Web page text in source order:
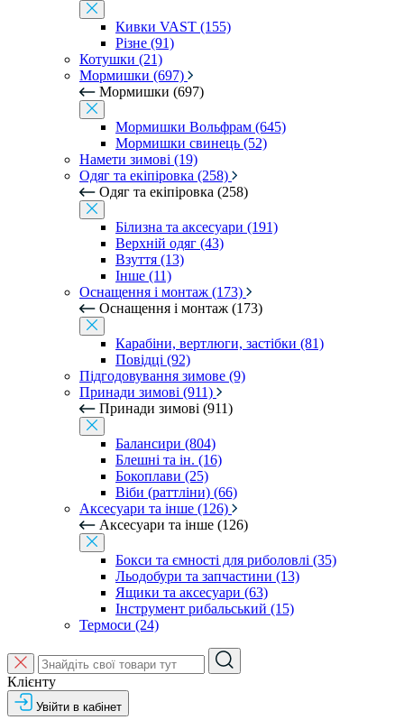
Кивки VAST (155)
Різне (91)
Котушки (21)
Мормишки (697)
Мормишки (697)
Мормишки Вольфрам (645)
Мормишки свинець (52)
Намети зимові (19)
Одяг та екіпіровка (258)
Одяг та екіпіровка (258)
Білизна та аксесуари (191)
Верхній одяг (43)
Взуття (13)
Інше (11)
Оснащення і монтаж (173)
Оснащення і монтаж (173)
Карабіни, вертлюги, застібки (81)
Повідці (92)
Підгодовування зимове (9)
Принади зимові (911)
Принади зимові (911)
Балансири (804)
Блешні та ін. (16)
Бокоплави (25)
Віби (раттліни) (66)
Аксесуари та інше (126)
Аксесуари та інше (126)
Бокси та ємності для риболовлі (35)
Льодобури та запчастини (13)
Ящики та аксесуари (63)
Інструмент рибальський (15)
Термоси (24)
Клієнту
Увійти в кабінет